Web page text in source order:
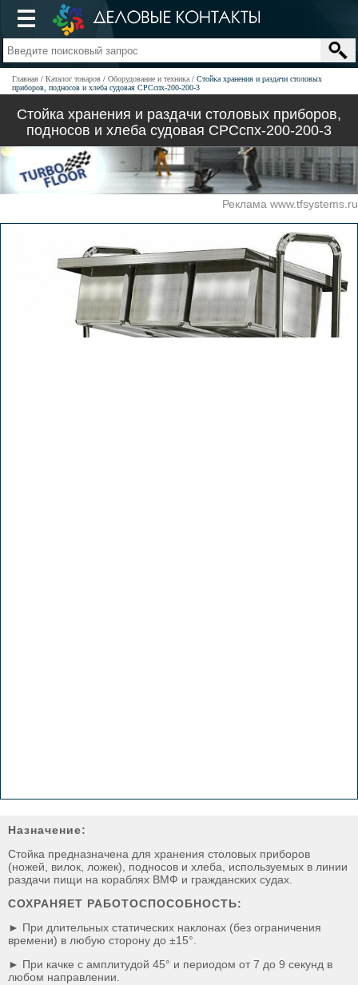
Главная Каталог товаров Оборудование и техника
Стойка хранения и раздачи столовых
приборов, подносов и хлеба судовая СРСспх-200-200-3
Стойка хранения и раздачи столовых приборов,
подносов и хлеба судовая СРСспх-200-200-3
Реклама www.tfsystems.ru
Назначение:
Стойка предназначена для хранения столовых приборов
(ножей, вилок, ложек), подносов и хлеба, используемых в линии
раздачи пищи на кораблях ВМФ и гражданских судах.
СОХРАНЯЕТ РАБОТОСПОСОБНОСТЬ:
► При длительных статических наклонах (без ограничения
времени) в любую сторону до ±15°.
► При качке с амплитудой 45° и периодом от 7 до 9 секунд в
любом направлении.